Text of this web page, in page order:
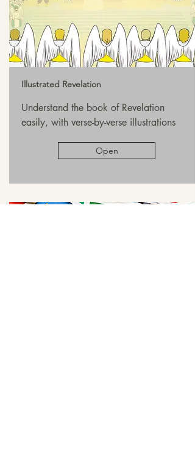
Illustrated Revelation
Understand the book of Revelation
easily, with verse-by-verse illustrations
Open